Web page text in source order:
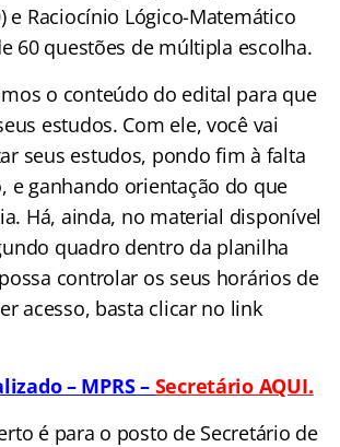
e Raciocínio Lógico-Matemático
60 questões de múltipla escolha.
o conteúdo do edital para que
estudos. Com ele, você vai
seus estudos, pondo fim à falta
e ganhando orientação do que
Há, ainda, no material disponível
quadro dentro da planilha
controlar os seus horários de
acesso, basta clicar no link
– MPRS – Secretário AQUI.
é para o posto de Secretário de